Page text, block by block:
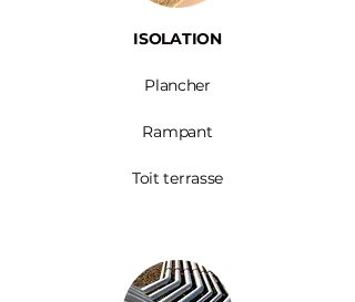
ISOLATION
Plancher
Rampant
Toit terrasse